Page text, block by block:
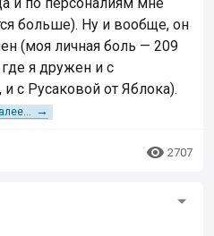
больше). Ну и вообще, он
(моя личная боль — 209
я дружен и с
с Русаковой от Яблока).
→
 2707